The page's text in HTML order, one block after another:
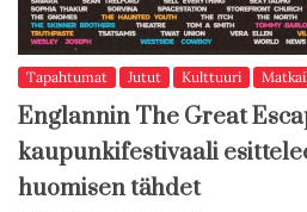
Tapahtumat Jutut Kulttuuri
Englannin The Great
kaupunkifestivaali
huomisen tähdet